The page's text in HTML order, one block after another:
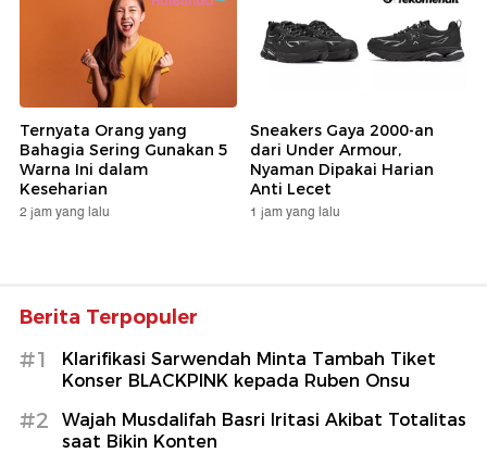
Ternyata Orang yang
Bahagia Sering Gunakan 5
Warna Ini dalam
Keseharian
2 jam yang lalu
Sneakers Gaya 2000-an
dari Under Armour,
Nyaman Dipakai Harian
Anti Lecet
1 jam yang lalu
Berita Terpopuler
#1
Klarifikasi Sarwendah Minta Tambah Tiket
Konser BLACKPINK kepada Ruben Onsu
#2
Wajah Musdalifah Basri Iritasi Akibat Totalitas
saat Bikin Konten